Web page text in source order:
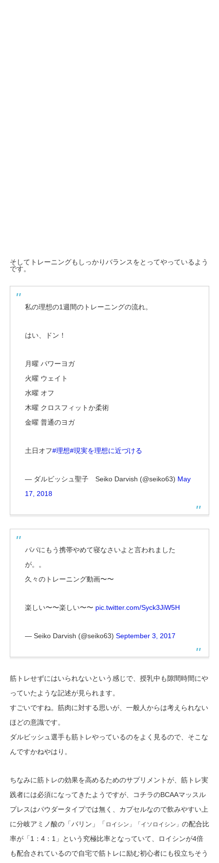
そしてトレーニングもしっかりバランスをとってやっているよう
です。
私の理想の1週間のトレーニングの流れ。
はい、ドン！
月曜 パワーヨガ
火曜 ウェイト
水曜 オフ
木曜 クロスフィットか柔術
金曜 普通のヨガ
土日オフ#理想#現実を理想に近づける
— ダルビッシュ聖子 Seiko Darvish (@seiko63) May
17, 2018
パパにもう携帯やめて寝なさいよと言われました
が。。
久々のトレーニング動画〜〜
楽しい〜〜楽しい〜〜 pic.twitter.com/Syck3JiW5H
— Seiko Darvish (@seiko63) September 3, 2017
筋トレせずにはいられないという感じで、授乳中も隙間時間にや
っていたような記述が見られます。
すごいですね。筋肉に対する思いが、一般人からは考えられない
ほどの意識です。
ダルビッシュ選手も筋トレやっているのをよく見るので、そこな
んですかねやはり。
ちなみに筋トレの効果を高めるためのサプリメントが、筋トレ実
践者には必須になってきたようですが、コチラのBCAAマッスル
プレスはパウダータイプでは無く、カプセルなので飲みやすい上
に分岐アミノ酸の「バリン」「 ロイシン」「イソロイシン」 の配合比
率が「1：4：1」という究極比率となっていて、ロイシンが4倍
も配合されているので自宅で筋トレに励む初心者にも役立ちそう